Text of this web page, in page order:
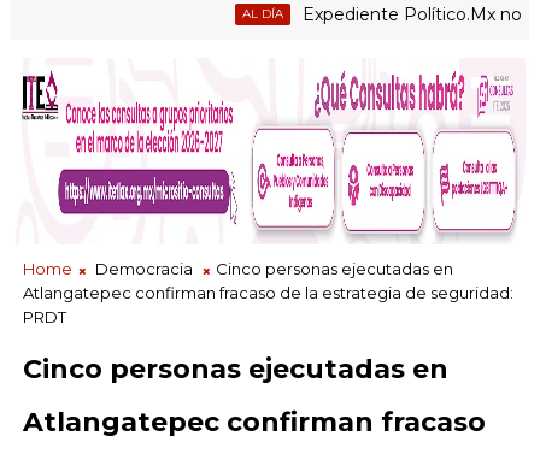
Expediente Político.Mx no 1126
Home Democracia
Cinco personas ejecutadas en
Atlangatepec confirman fracaso de la estrategia de seguridad:
PRDT
Cinco personas ejecutadas en
Atlangatepec confirman fracaso